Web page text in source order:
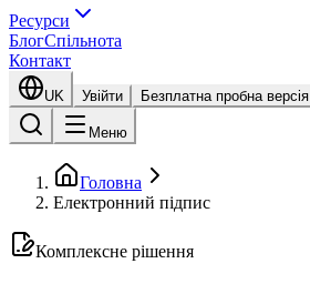
Ресурси
БлогСпільнота
Контакт
UK Увійти Безплатна пробна версія
Меню
Головна
Електронний підпис
Комплексне рішення